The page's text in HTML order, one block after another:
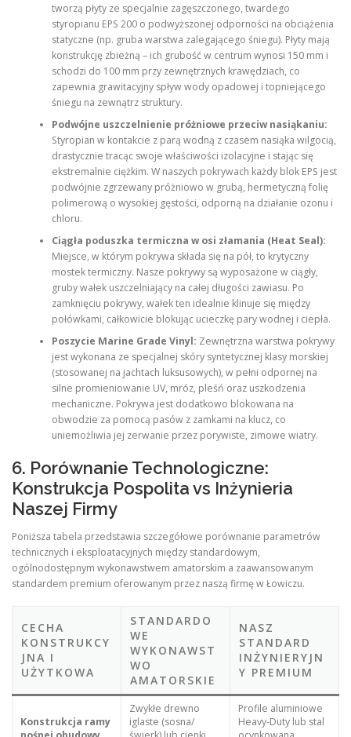
tworzą płyty ze specjalnie zagęszczonego, twardego
styropianu EPS 200 o podwyższonej odporności na obciążenia
statyczne (np. gruba warstwa zalegającego śniegu). Płyty mają
konstrukcję zbieżną – ich grubość w centrum wynosi 150 mm i
schodzi do 100 mm przy zewnętrznych krawędziach, co
zapewnia grawitacyjny spływ wody opadowej i topniejącego
śniegu na zewnątrz struktury.
Podwójne uszczelnienie próżniowe przeciw nasiąkaniu:
Styropian w kontakcie z parą wodną z czasem nasiąka wilgocią,
drastycznie tracąc swoje właściwości izolacyjne i stając się
ekstremalnie ciężkim. W naszych pokrywach każdy blok EPS jest
podwójnie zgrzewany próżniowo w grubą, hermetyczną folię
polimerową o wysokiej gęstości, odporną na działanie ozonu i
chloru.
Ciągła poduszka termiczna w osi złamania (Heat Seal):
Miejsce, w którym pokrywa składa się na pół, to krytyczny
mostek termiczny. Nasze pokrywy są wyposażone w ciągły,
gruby wałek uszczelniający na całej długości zawiasu. Po
zamknięciu pokrywy, wałek ten idealnie klinuje się między
połówkami, całkowicie blokując ucieczkę pary wodnej i ciepła.
Poszycie Marine Grade Vinyl: Zewnętrzna warstwa pokrywy
jest wykonana ze specjalnej skóry syntetycznej klasy morskiej
(stosowanej na jachtach luksusowych), w pełni odpornej na
silne promieniowanie UV, mróz, pleśń oraz uszkodzenia
mechaniczne. Pokrywa jest dodatkowo blokowana na
obwodzie za pomocą pasów z zamkami na klucz, co
uniemożliwia jej zerwanie przez porywiste, zimowe wiatry.
6. Porównanie Technologiczne:
Konstrukcja Pospolita vs Inżynieria
Naszej Firmy
Poniższa tabela przedstawia szczegółowe porównanie parametrów
technicznych i eksploatacyjnych między standardowym,
ogólnodostępnym wykonawstwem amatorskim a zaawansowanym
standardem premium oferowanym przez naszą firmę w Łowiczu.
CECHA
KONSTRUKCY
JNA I
UŻYTKOWA
STANDARDO
WE
WYKONAWST
WO
AMATORSKIE
NASZ
STANDARD
INŻYNIERYJN
Y PREMIUM
Konstrukcja ramy
Zwykłe drewno
iglaste (sosna/
Profile aluminiowe
Heavy-Duty lub stal